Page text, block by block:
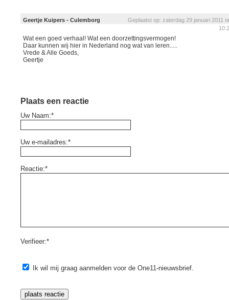
Geertje Kuipers - Culemborg
Geplaatst op: zaterdag 29 januari 2011
Wat een goed verhaal! Wat een doorzettingsvermogen!
Daar kunnen wij hier in Nederland nog wat van leren.....
Vrede & Alle Goeds,
Geertje
Plaats een reactie
Uw Naam:*
Uw e-mailadres:*
Reactie:*
Verifieer:*
Ik wil mij graag aanmelden voor de One11-nieuwsbrief.